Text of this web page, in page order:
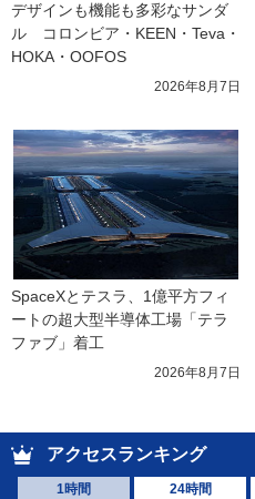
デザインも機能も多彩なサンダ
ル　コロンビア・KEEN・Teva・
HOKA・OOFOS
2026年8月7日
SpaceXとテスラ、1億平方フィ
ートの超大型半導体工場「テラ
ファブ」着工
2026年8月7日
アクセスランキング
1時間 24時間